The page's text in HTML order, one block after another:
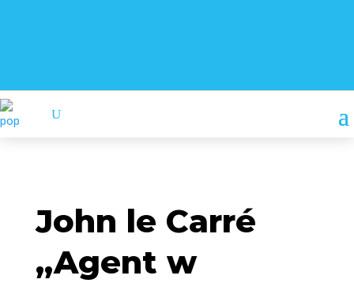
John le Carré
„Agent w